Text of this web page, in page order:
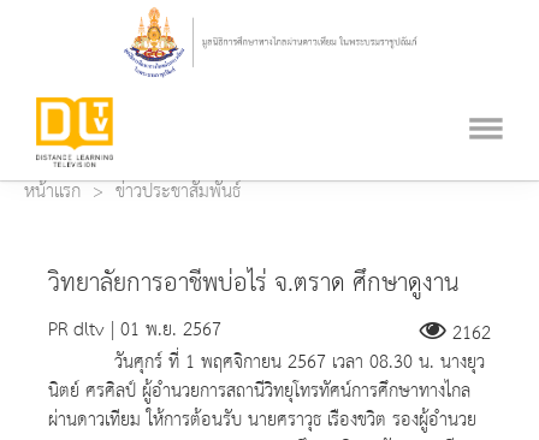
หน้าแรก ข่าวประชาสัมพันธ์
วิทยาลัยการอาชีพบ่อไร่ จ.ตราด ศึกษาดูงาน
PR dltv | 01 พ.ย. 2567
2162
วันศุกร์ ที่ 1 พฤศจิกายน 2567 เวลา 08.30 น. นางยุว
นิตย์ ศรศิลป์ ผู้อำนวยการสถานีวิทยุโทรทัศน์การศึกษาทางไกล
ผ่านดาวเทียม ให้การต้อนรับ นายศราวุธ เรืองขวิต รองผู้อำนวย